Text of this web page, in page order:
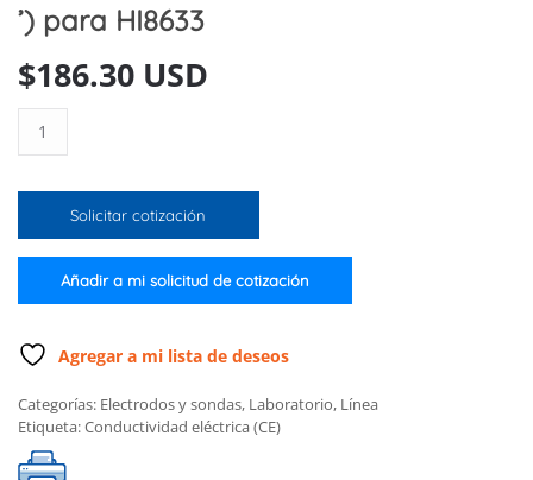
’) para HI8633
$186.30 USD
de
conector
y
de
1
m
Solicitar cotización
Añadir a mi solicitud de cotización
Agregar a mi lista de deseos
Categorías: Electrodos y sondas, Laboratorio, Línea
Etiqueta:Conductividad eléctrica (CE)